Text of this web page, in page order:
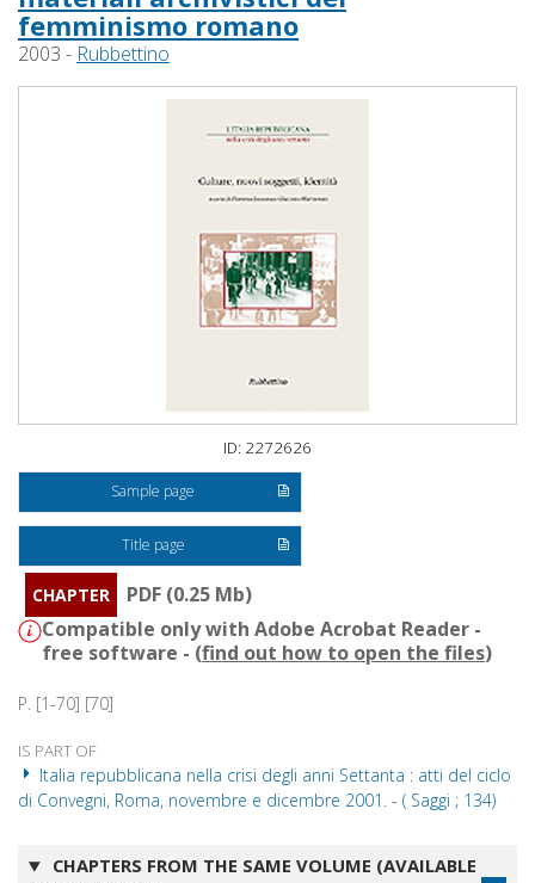
femminismo romano
2003 - Rubbettino
ID: 2272626
Sample page
Title page
CHAPTER
PDF (0.25 Mb)
Compatible only with Adobe Acrobat Reader -
free software - (find out how to open the files)
P. [1-70] [70]
IS PART OF
Italia repubblicana nella crisi degli anni Settanta : atti del ciclo
di Convegni, Roma, novembre e dicembre 2001. - ( Saggi ; 134)
CHAPTERS FROM THE SAME VOLUME (AVAILABLE